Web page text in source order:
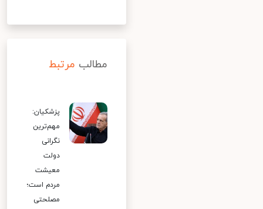
مطالب مرتبط
پزشکیان:
مهم‌ترین
نگرانی
دولت
معیشت
مردم است؛
مصلحتی